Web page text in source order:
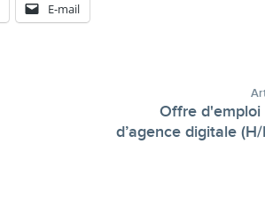
E-mail
Offre d'emploi
d’agence digitale (H/